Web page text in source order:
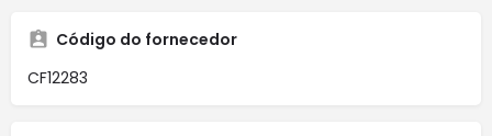
Código do fornecedor
CF12283